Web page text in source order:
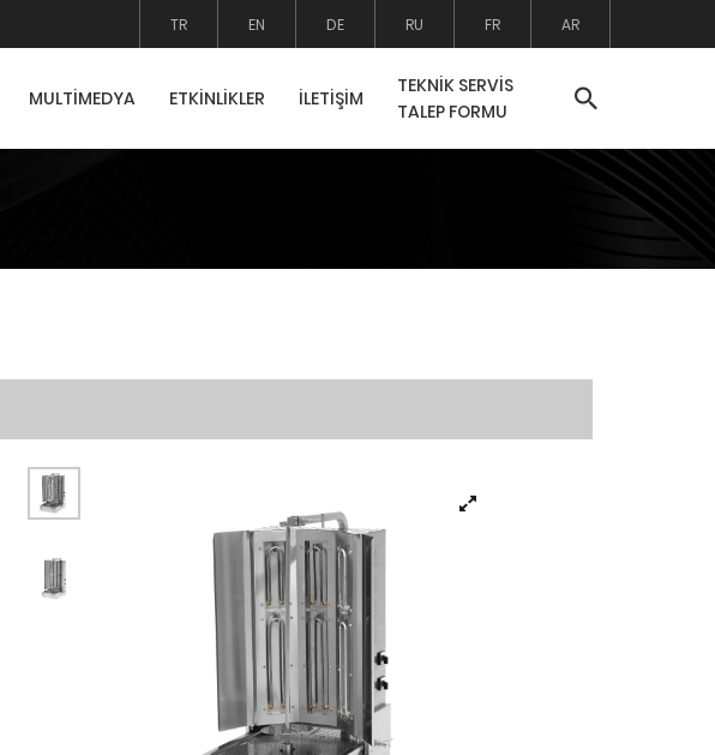
TR EN DE RU FR AR
MULTİMEDYA ETKİNLİKLER İLETİŞİM
TEKNİK SERVİS
TALEP FORMU